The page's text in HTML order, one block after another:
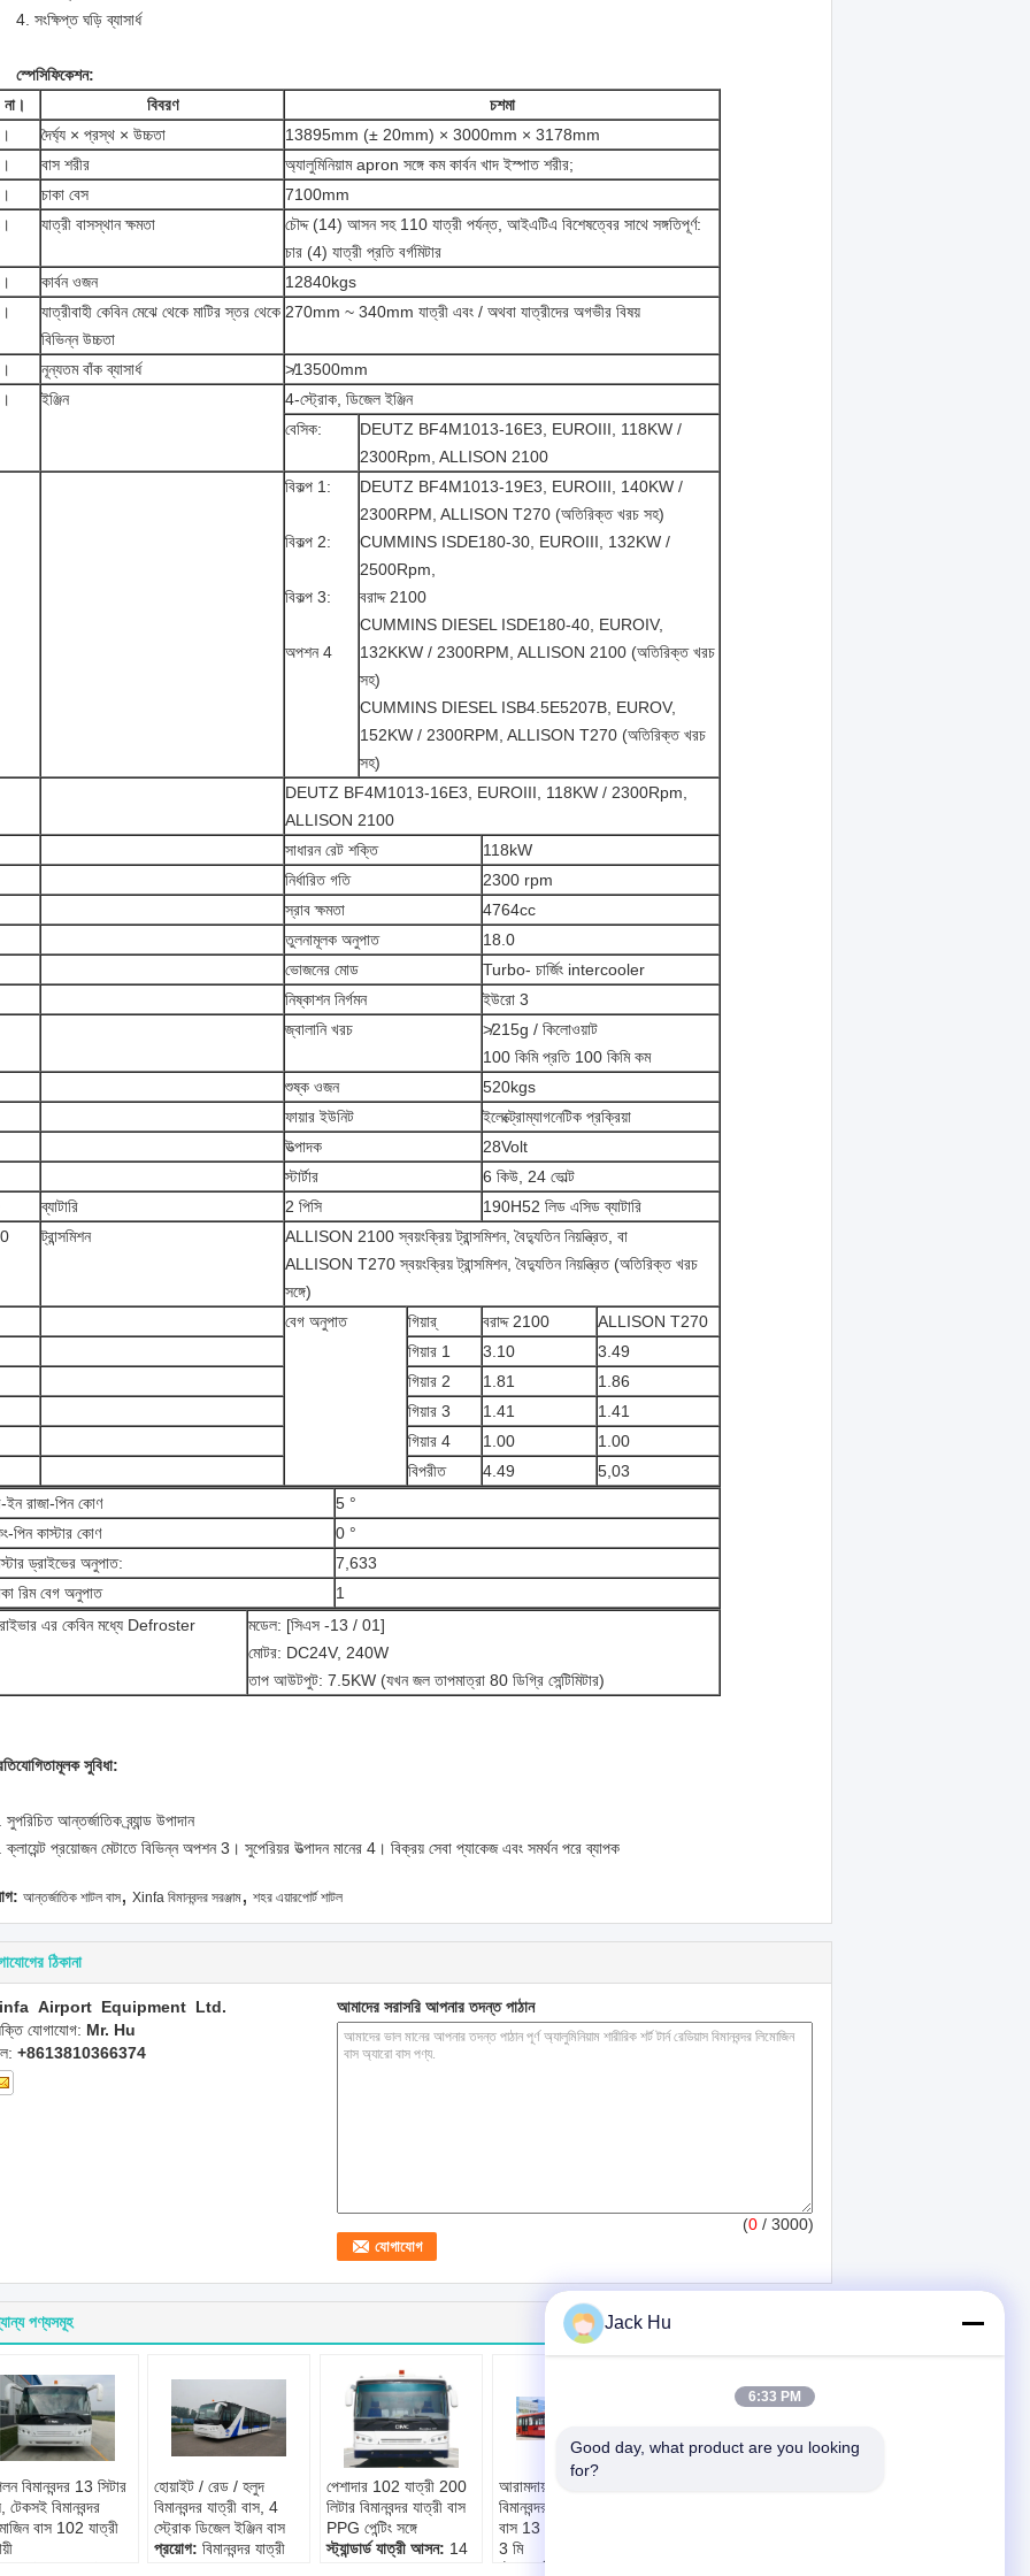
4. সংক্ষিপ্ত ঘড়ি ব্যাসার্ধ
স্পেসিফিকেশন:
না।
বিবরণ
চশমা
দৈর্ঘ্য × প্রস্থ × উচ্চতা
13895mm (± 20mm) × 3000mm × 3178mm
বাস শরীর
অ্যালুমিনিয়াম apron সঙ্গে কম কার্বন খাদ ইস্পাত শরীর;
চাকা বেস
7100mm
যাত্রী বাসস্থান ক্ষমতা
চৌদ্দ (14) আসন সহ 110 যাত্রী পর্যন্ত, আইএটিএ বিশেষত্বের সাথে সঙ্গতিপূর্ণ:
চার (4) যাত্রী প্রতি বর্গমিটার
কার্বন ওজন
12840kgs
যাত্রীবাহী কেবিন মেঝে থেকে মাটির স্তর থেকে
বিভিন্ন উচ্চতা
270mm ~ 340mm যাত্রী এবং / অথবা যাত্রীদের অগভীর বিষয়
নূন্যতম বাঁক ব্যাসার্ধ
≯13500mm
ইঞ্জিন
4-স্ট্রোক, ডিজেল ইঞ্জিন
বেসিক:
DEUTZ BF4M1013-16E3, EUROIII, 118KW /
2300Rpm, ALLISON 2100
বিকল্প 1:
বিকল্প 2:
বিকল্প 3:
অপশন 4
DEUTZ BF4M1013-19E3, EUROIII, 140KW /
2300RPM, ALLISON T270 (অতিরিক্ত খরচ সহ)
CUMMINS ISDE180-30, EUROIII, 132KW /
2500Rpm,
বরাদ্দ 2100
CUMMINS DIESEL ISDE180-40, EUROIV,
132KKW / 2300RPM, ALLISON 2100 (অতিরিক্ত খরচ
সহ)
CUMMINS DIESEL ISB4.5E5207B, EUROV,
152KW / 2300RPM, ALLISON T270 (অতিরিক্ত খরচ
সহ)
DEUTZ BF4M1013-16E3, EUROIII, 118KW / 2300Rpm,
ALLISON 2100
সাধারন রেট শক্তি
118kW
নির্ধারিত গতি
2300 rpm
স্রাব ক্ষমতা
4764cc
তুলনামূলক অনুপাত
18.0
ভোজনের মোড
Turbo- চার্জিং intercooler
নিষ্কাশন নির্গমন
ইউরো 3
জ্বালানি খরচ
≯215g / কিলোওয়াট
100 কিমি প্রতি 100 কিমি কম
শুষ্ক ওজন
520kgs
ফায়ার ইউনিট
ইলেক্ট্রোম্যাগনেটিক প্রক্রিয়া
উত্পাদক
28Volt
স্টার্টার
6 কিউ, 24 ভোল্ট
ব্যাটারি 2 পিসি
190H52 লিড এসিড ব্যাটারি
ট্রান্সমিশন
ALLISON 2100 স্বয়ংক্রিয় ট্রান্সমিশন, বৈদ্যুতিন নিয়ন্ত্রিত, বা
ALLISON T270 স্বয়ংক্রিয় ট্রান্সমিশন, বৈদ্যুতিন নিয়ন্ত্রিত (অতিরিক্ত খরচ
সঙ্গে)
বেগ অনুপাত
গিয়ার্ বরাদ্দ 2100
ALLISON T270
গিয়ার 1
3.10
3.49
গিয়ার 2
1.81
1.86
গিয়ার 3
1.41
1.41
গিয়ার 4
1.00
1.00
বিপরীত
4.49
5,03
ইন রাজা-পিন কোণ
5 °
পিন কাস্টার কোণ
0 °
ড্রাইভের অনুপাত:
7,633
রিম বেগ অনুপাত
1
এর কেবিন মধ্যে Defroster
মডেল: [সিএস -13 / 01]
মোটর: DC24V, 240W
তাপ আউটপুট: 7.5KW (যখন জল তাপমাত্রা 80 ডিগ্রি সেন্টিমিটার)
সুবিধা:
আন্তর্জাতিক ব্র্যান্ড উপাদান
ক্লায়েন্ট প্রয়োজন মেটাতে বিভিন্ন অপশন 3। সুপেরিয়র উত্পাদন মানের 4। বিক্রয় সেবা প্যাকেজ এবং সমর্থন পরে ব্যাপক
আন্তর্জাতিক শাটল বাস, Xinfa বিমানবন্দর সরঞ্জাম, শহর এয়ারপোর্ট শাটল
ঠিকানা
Airport Equipment Ltd.
যোগাযোগ: Mr. Hu
+8613810366374
আমাদের সরাসরি আপনার তদন্ত পাঠান
(0 / 3000)
পণ্যসমূহ
বিমানবন্দর 13 সিটার
টেকসই বিমানবন্দর
বাস 102 যাত্রী
হোয়াইট / রেড / হলুদ
বিমানবন্দর যাত্রী বাস, 4
স্ট্রোক ডিজেল ইঞ্জিন বাস
প্রয়োগ:বিমানবন্দর যাত্রী
পেশাদার 102 যাত্রী 200
লিটার বিমানবন্দর যাত্রী বাস
PPG পেন্টিং সঙ্গে
স্ট্যান্ডার্ড যাত্রী আসন: 14
আরামদায়ক 77 যাত্রী
বিমানবন্দর অপ্রন বাস রা্যাম্প
বাস 13 মি × × 7 মি × ×
3 মি
Jack Hu
6:33 PM
Good day, what product are you looking
for?